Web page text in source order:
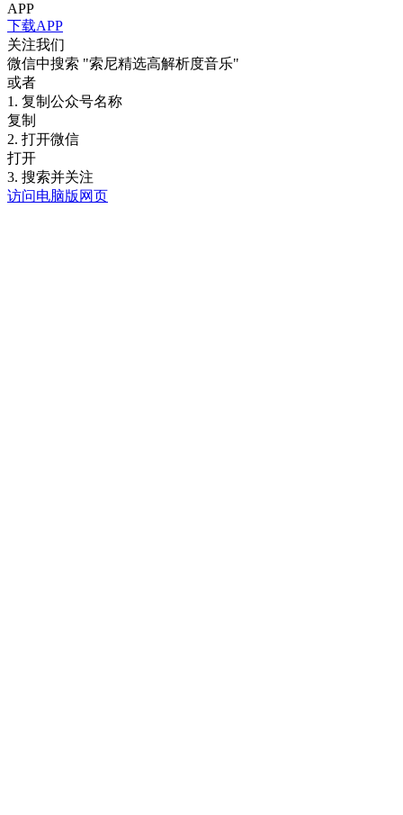
APP
下载APP
关注我们
微信中搜索 "索尼精选高解析度音乐"
或者
1. 复制公众号名称
复制
2. 打开微信
打开
3. 搜索并关注
访问电脑版网页